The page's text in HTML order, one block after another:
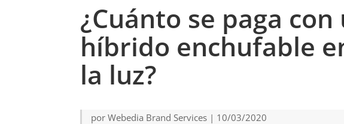
¿Cuánto se paga con
híbrido enchufable
la luz?
porWebedia Brand Services | 10/03/2020